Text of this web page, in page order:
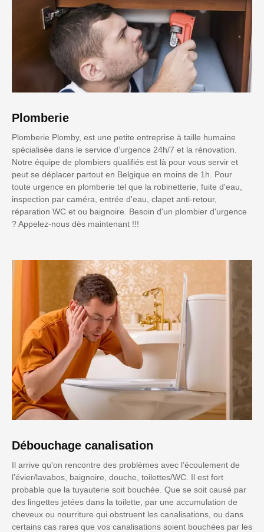
Plomberie
Plomberie Plomby, est une petite entreprise à taille humaine
spécialisée dans le service d’urgence 24h/7 et la rénovation.
Notre équipe de plombiers qualifiés est là pour vous servir et
peut se déplacer partout en Belgique en moins de 1h. Pour
toute urgence en plomberie tel que la robinetterie, fuite d'eau,
inspection par caméra, entrée d'eau, clapet anti-retour,
réparation WC et ou baignoire. Besoin d'un plombier d'urgence
? Appelez-nous dès maintenant !!!
Débouchage canalisation
Il arrive qu'on rencontre des problèmes avec l’écoulement de
l’évier/lavabos, baignoire, douche, toilettes/WC. Il est fort
probable que la tuyauterie soit bouchée. Que se soit causé par
des lingettes jetées dans la toilette, par une accumulation de
cheveux ou nourriture qui obstruent les canalisations, ou dans
certains cas rares que vos canalisations soient bouchées par les